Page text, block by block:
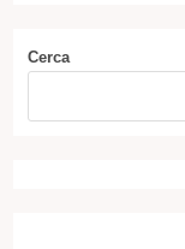
Cerca